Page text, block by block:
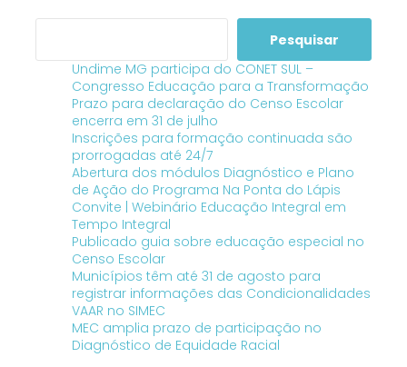
Pesquisar
Undime MG participa do CONET SUL –
Congresso Educação para a Transformação
Prazo para declaração do Censo Escolar
encerra em 31 de julho
Inscrições para formação continuada são
prorrogadas até 24/7
Abertura dos módulos Diagnóstico e Plano
de Ação do Programa Na Ponta do Lápis
Convite | Webinário Educação Integral em
Tempo Integral
Publicado guia sobre educação especial no
Censo Escolar
Municípios têm até 31 de agosto para
registrar informações das Condicionalidades
VAAR no SIMEC
MEC amplia prazo de participação no
Diagnóstico de Equidade Racial